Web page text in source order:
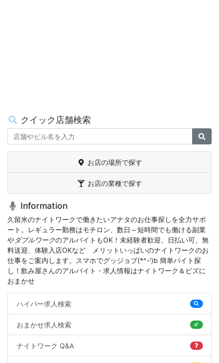
クイック店舗検索
Keywords
お店の場所で探す
お店の業種で探す
Information
久留米のナイトワークで働きたいアナタのお仕事探しを全力サポ
ート。レギュラー勤務はモチロン、数日～短時間でも働ける副業
やダブルワークのアルバイトもOK！未経験者歓迎、日払い可、無
料送迎、体験入店OKなどゝメリットいっぱいのナイトワークのお
仕事をご案内します。スマホでグッジョブ(*^-')b 簡単バイト探
し！飲み屋さんのアルバイト・求人情報はナイトワーク＆ビズに
おまかせ
ハイパー求人検索
おまかせ求人検索
ナイトワーク Q&A